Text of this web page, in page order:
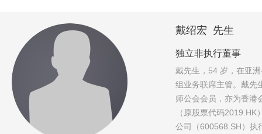
戴绍宏 先生
独立非执行董事
戴先生，54 岁，在亚
组业务联席主管。戴先
师公会会员，亦为香港
（原股票代码
公司（600568.SH）执